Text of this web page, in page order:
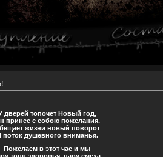
дверей топочет Новый год,
принес с собою пожелания.
жизни новый поворот
поток душевного вниманья.
Пожелаем в этот час и мы